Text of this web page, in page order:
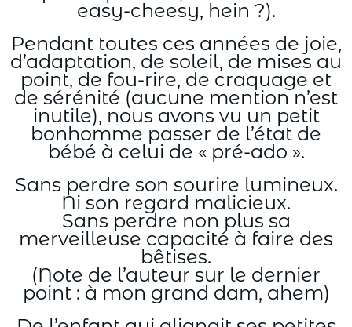
easy-cheesy, hein ?).
Pendant toutes ces années de joie,
d’adaptation, de soleil, de mises au
point, de fou-rire, de craquage et
de sérénité (aucune mention n’est
inutile), nous avons vu un petit
bonhomme passer de l’état de
bébé à celui de « pré-ado ».
Sans perdre son sourire lumineux.
Ni son regard malicieux.
Sans perdre non plus sa
merveilleuse capacité à faire des
bêtises.
(Note de l’auteur sur le dernier
point : à mon grand dam, ahem)